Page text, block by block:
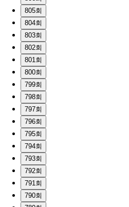
805회
804회
803회
802회
801회
800회
799회
798회
797회
796회
795회
794회
793회
792회
791회
790회